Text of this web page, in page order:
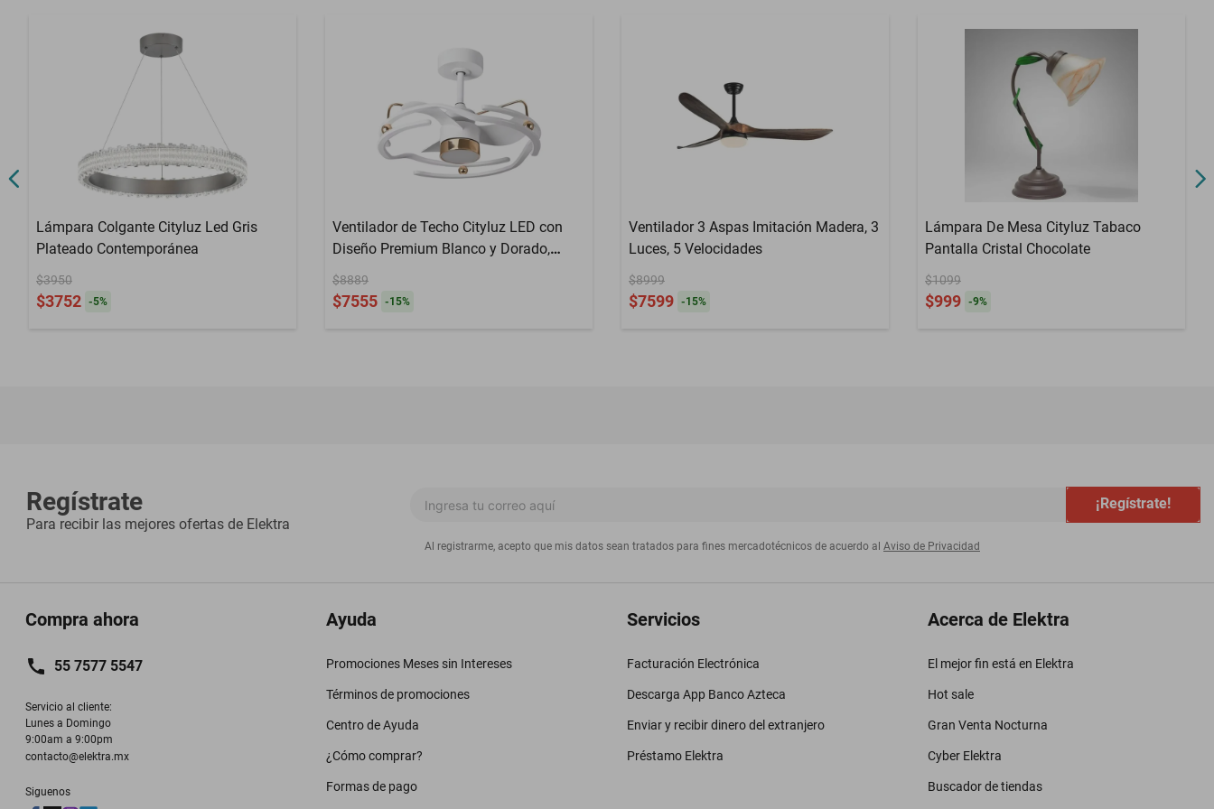
Lámpara Colgante Cityluz Led Gris
Plateado Contemporánea
$3950
$3752 -5%
Ventilador de Techo Cityluz LED con
Diseño Premium Blanco y Dorado,
Moderno y Sofisticado
$8889
$7555 -15%
Ventilador 3 Aspas Imitación Madera, 3
Luces, 5 Velocidades
$8999
$7599 -15%
Lámpara De Mesa Cityluz Tabaco
Pantalla Cristal Chocolate
$1099
$999 -9%
Regístrate
Para recibir las mejores ofertas de Elektra
¡Regístrate!
Al registrarme, acepto que mis datos sean tratados para fines mercadotécnicos de acuerdo al Aviso de Privacidad
Compra ahora
55 7577 5547
Servicio al cliente:
Lunes a Domingo
9:00am a 9:00pm
contacto@elektra.mx
Siguenos
Ayuda
Promociones Meses sin Intereses
Términos de promociones
Centro de Ayuda
¿Cómo comprar?
Formas de pago
Servicios
Facturación Electrónica
Descarga App Banco Azteca
Enviar y recibir dinero del extranjero
Préstamo Elektra
Acerca de Elektra
El mejor fin está en Elektra
Hot sale
Gran Venta Nocturna
Cyber Elektra
Buscador de tiendas